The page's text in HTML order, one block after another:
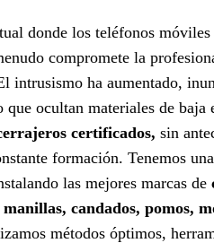
donde los teléfonos móviles
compromete la
intrusismo ha aumentado,
que ocultan materiales de
certificados, sin
formación. Tenemos
las mejores marcas de
candados, pomos,
métodos óptimos,